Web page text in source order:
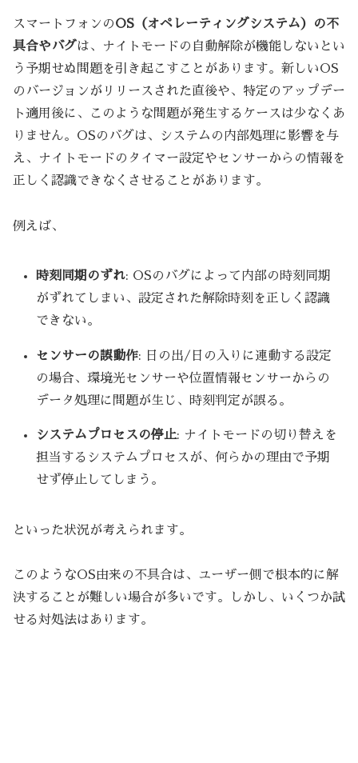
スマートフォンのOS（オペレーティングシステム）の不
具合やバグ は、ナイトモードの自動解除が機能しないとい
う予期せぬ問題を引き起こすことがあります。新しいOS
のバージョンがリリースされた直後や、特定のアップデー
ト適用後に、このような問題が発生するケースは少なくあ
りません。OSのバグは、システムの内部処理に影響を与
え、ナイトモードのタイマー設定やセンサーからの情報を
正しく認識できなくさせることがあります。
例えば、
時刻同期のずれ: OSのバグによって内部の時刻同期
がずれてしまい、設定された解除時刻を正しく認識
できない。
センサーの誤動作: 日の出/日の入りに連動する設定
の場合、環境光センサーや位置情報センサーからの
データ処理に問題が生じ、時刻判定が誤る。
システムプロセスの停止: ナイトモードの切り替えを
担当するシステムプロセスが、何らかの理由で予期
せず停止してしまう。
といった状況が考えられます。
このようなOS由来の不具合は、ユーザー側で根本的に解
決することが難しい場合が多いです。しかし、いくつか試
せる対処法はあります。